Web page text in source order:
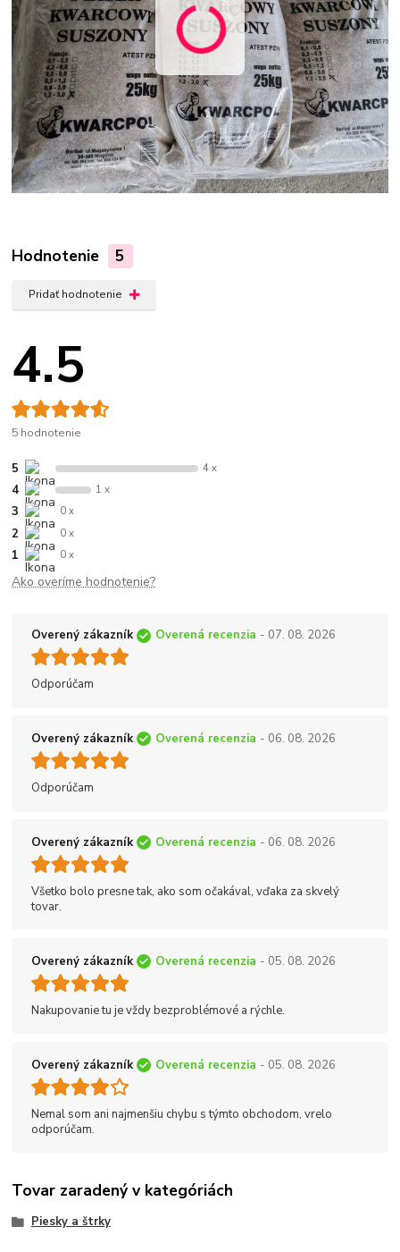
Hodnotenie 5
Pridať hodnotenie
4.5
5 hodnotenie
5 4 x
4 1 x
3 0 x
2 0 x
1 0 x
Ako overíme hodnotenie?
Overený zákazník Overená recenzia - 07. 08. 2026
Odporúčam
Overený zákazník Overená recenzia - 06. 08. 2026
Odporúčam
Overený zákazník Overená recenzia - 06. 08. 2026
Všetko bolo presne tak, ako som očakával, vďaka za skvelý
tovar.
Overený zákazník Overená recenzia - 05. 08. 2026
Nakupovanie tu je vždy bezproblémové a rýchle.
Overený zákazník Overená recenzia - 05. 08. 2026
Nemal som ani najmenšiu chybu s týmto obchodom, vrelo
odporúčam.
Tovar zaradený v kategóriách
Piesky a štrky